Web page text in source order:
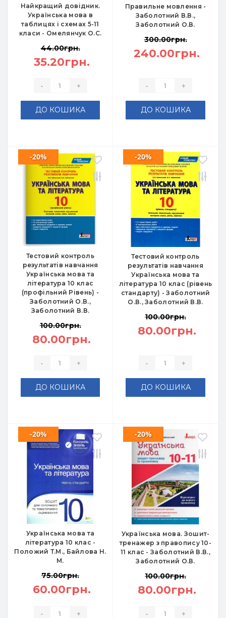
Найкращий довідник.
Українська мова в
таблицях і схемах 5-11
класи - Омелянчук О.С.
44.00грн.
35.20грн.
- +
ДО КОШИКА
Правильне мовлення -
Заболотний В.В.,
Заболотний О.В.
300.00грн.
240.00грн.
- +
ДО КОШИКА
Тестовий контроль
результатів навчання
Українська мова та
література 10 клас
(профільний Рівень) -
Заболотний О.В.,
Заболотний В.В.
-20%
100.00грн.
80.00грн.
- +
ДО КОШИКА
Тестовий контроль
результатів навчання
Українська мова та
література 10 клас (рівень
стандарту) - Заболотний
О.В., Заболотний В.В.
-20%
100.00грн.
80.00грн.
- +
ДО КОШИКА
Українська мова та
література 10 клас -
Положий Т.М., Байлова Н.
М.
-20%
75.00грн.
60.00грн.
- +
Українська мова. Зошит-
тренажер з правопису 10-
11 клас - Заболотний В.В.,
Заболотний О.В.
-20%
100.00грн.
80.00грн.
- +